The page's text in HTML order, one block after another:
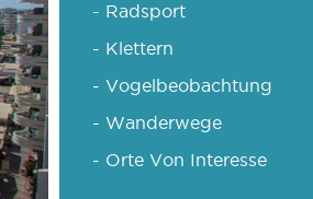
- Radsport
- Klettern
- Vogelbeobachtung
- Wanderwege
- Orte Von Interesse